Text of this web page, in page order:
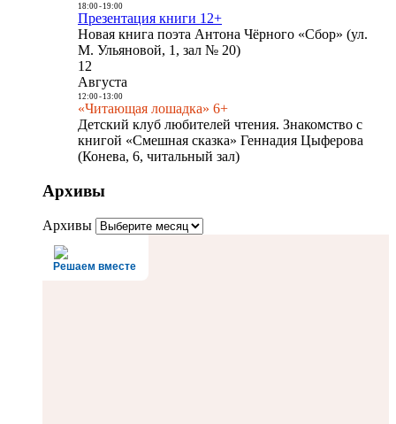
18:00- 19:00
Презентация книги 12+
Новая книга поэта Антона Чёрного «Сбор» (ул.
М. Ульяновой, 1, зал № 20)
12
Августа
12:00- 13:00
«Читающая лошадка» 6+
Детский клуб любителей чтения. Знакомство с
книгой «Смешная сказка» Геннадия Цыферова
(Конева, 6, читальный зал)
Архивы
Архивы
Решаем вместе